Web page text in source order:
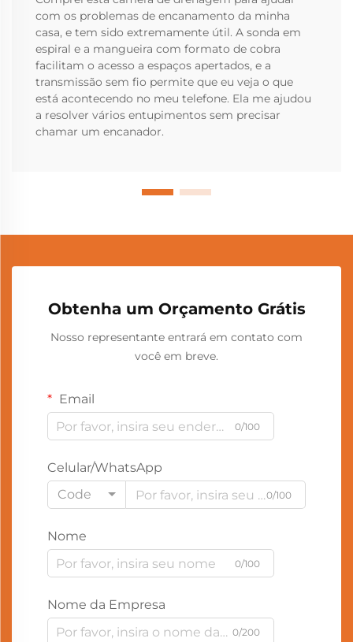
com os problemas de encanamento da minha
casa, e tem sido extremamente útil. A sonda em
espiral e a mangueira com formato de cobra
facilitam o acesso a espaços apertados, e a
transmissão sem fio permite que eu veja o que
está acontecendo no meu telefone. Ela me ajudou
a resolver vários entupimentos sem precisar
chamar um encanador.
Obtenha um Orçamento Grátis
Nosso representante entrará em contato com
você em breve.
Email
0/100
Celular/WhatsApp
Code
0/100
Nome
0/100
Nome da Empresa
0/200